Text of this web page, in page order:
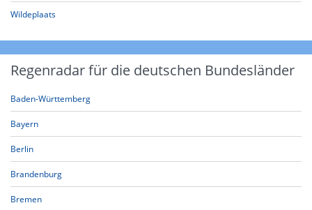
Wildeplaats
Regenradar für die deutschen Bundesländer
Baden-Württemberg
Bayern
Berlin
Brandenburg
Bremen